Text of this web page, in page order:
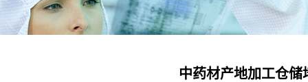
中药材产地加工仓储